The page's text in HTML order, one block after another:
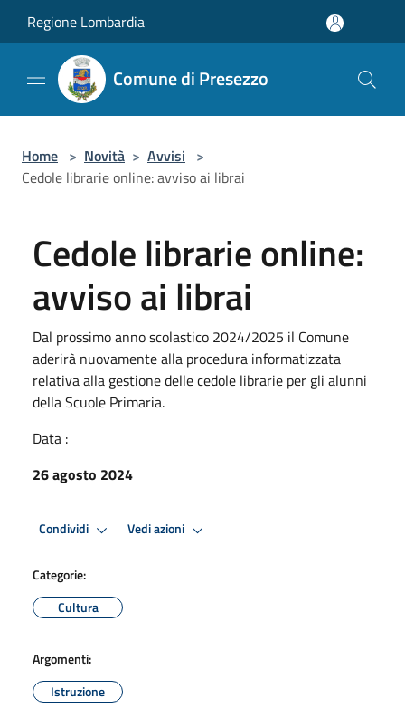
Regione Lombardia
Comune di Presezzo
Home > Novità > Avvisi >
Cedole librarie online: avviso ai librai
Cedole librarie online:
avviso ai librai
Dal prossimo anno scolastico 2024/2025 il Comune
aderirà nuovamente alla procedura informatizzata
relativa alla gestione delle cedole librarie per gli alunni
della Scuole Primaria.
Data :
26 agosto 2024
Condividi Vedi azioni
Categorie:
Cultura
Argomenti:
Istruzione